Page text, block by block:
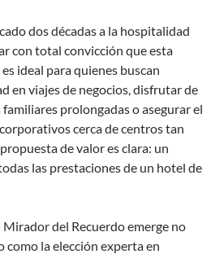
dos décadas a la hospitalidad
con total convicción que esta
ideal para quienes buscan
en viajes de negocios, disfrutar de
prolongadas o asegurar el
cerca de centros tan
de valor es clara: un
las prestaciones de un hotel de
Mirador del Recuerdo emerge no
como la elección experta en